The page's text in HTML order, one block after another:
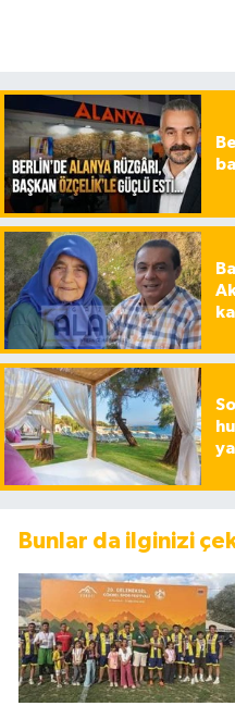
Bunlar da ilginizi